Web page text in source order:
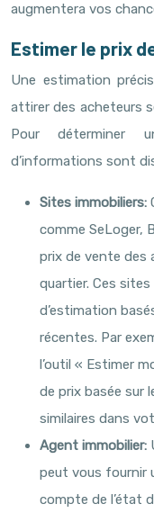
augmentera vos
Estimer le prix
Une estimation
attirer des acheteurs
Pour déterminer
d’informations sont
Sites immobiliers:
comme SeLoger,
prix de vente des
quartier. Ces
d’estimation
récentes. Par
l’outil « Estimer
de prix basée sur
similaires dans
Agent immobilier:
peut vous fournir
compte de l’état